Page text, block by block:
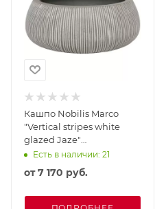
Кашпо Nobilis Marco
"Vertical stripes white
glazed Jaze"
(файкостоун)
Есть в наличии: 21
от7 170 руб.